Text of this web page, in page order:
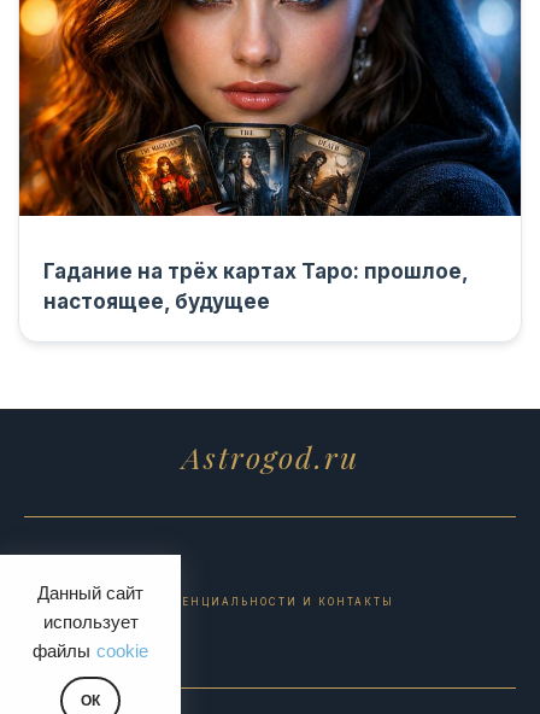
Данный сайт
использует
файлы cookie
ОК
Гадание на трёх картах Таро: прошлое,
настоящее, будущее
Astrogod.ru
ПОЛИТИКА КОНФИДЕНЦИАЛЬНОСТИ И КОНТАКТЫ